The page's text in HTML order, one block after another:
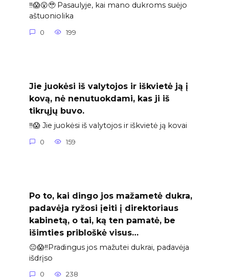
‼️😱😮🥹 Pasaulyje, kai mano dukroms suėjo
aštuoniolika
0 199
Jie juokėsi iš valytojos ir iškvietė ją į
kovą, nė nenutuokdami, kas ji iš
tikrųjų buvo.
‼️😱 Jie juokėsi iš valytojos ir iškvietė ją kovai
0 159
Po to, kai dingo jos mažametė dukra,
padavėja ryžosi įeiti į direktoriaus
kabinetą, o tai, ką ten pamatė, be
išimties pribloškė visus…
😐😱‼️Pradingus jos mažutei dukrai, padavėja
išdrįso
0 238